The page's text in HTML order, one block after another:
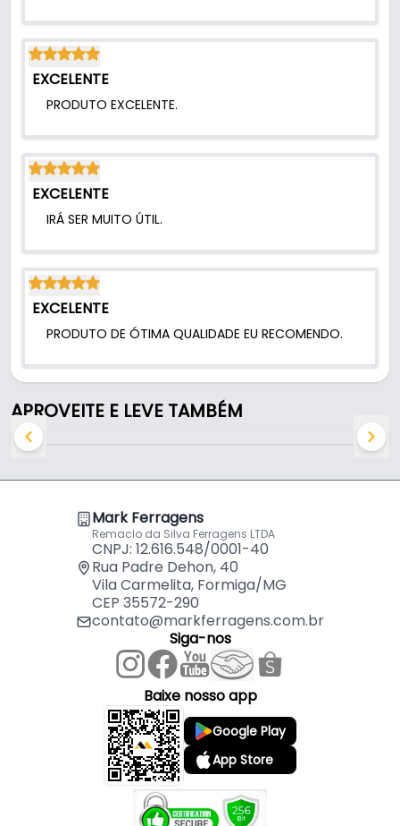
EXCELENTE
PRODUTO EXCELENTE.
EXCELENTE
IRÁ SER MUITO ÚTIL.
EXCELENTE
PRODUTO DE ÓTIMA QUALIDADE EU RECOMENDO.
APROVEITE E LEVE TAMBÉM
Mark Ferragens
Remaclo da Silva Ferragens LTDA
CNPJ: 12.616.548/0001-40
Rua Padre Dehon, 40
Vila Carmelita, Formiga/MG
CEP 35572-290
contato@markferragens.com.br
Siga-nos
Baixe nosso app
Google Play
App Store